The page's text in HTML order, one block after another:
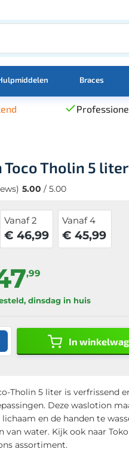
Braces
Tholin 5 liter
5.00 / 5.00
Vanaf 2
€ 46,99
Vanaf 4
€ 45,99
,99
, dinsdag in huis
In
Tholin 5 liter is verfrissend
Deze waslotion
en de handen te
van water. Kijk ook naar
assortiment.